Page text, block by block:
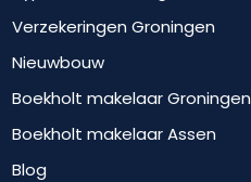
Verzekeringen Groningen
Nieuwbouw
Boekholt makelaar Groningen
Boekholt makelaar Assen
Blog